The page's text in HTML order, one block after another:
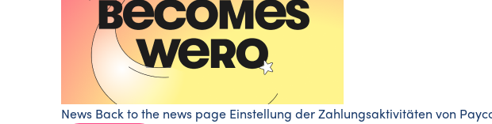
News Back to the news page Einstellung der Zahlungsaktivitäten von